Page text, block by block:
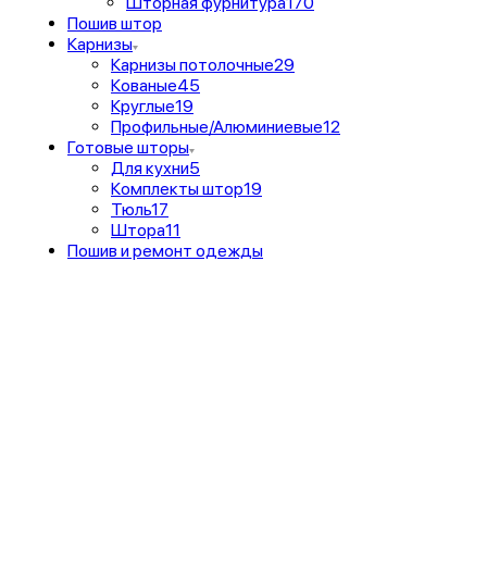
Пошив штор
Карнизы
Карнизы потолочные29
Кованые45
Круглые19
Профильные/Алюминиевые12
Готовые шторы
Для кухни5
Комплекты штор19
Тюль17
Штора11
Пошив и ремонт одежды